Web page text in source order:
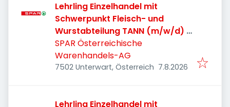
Lehrling Einzelhandel mit
Schwerpunkt Fleisch- und
Wurstabteilung TANN (m/w/d) -
Unterwart
SPAR Österreichische
Warenhandels-AG
7502 Unterwart, Österreich Veröffentlicht
7.8.2026
Lehrling Einzelhandel mit